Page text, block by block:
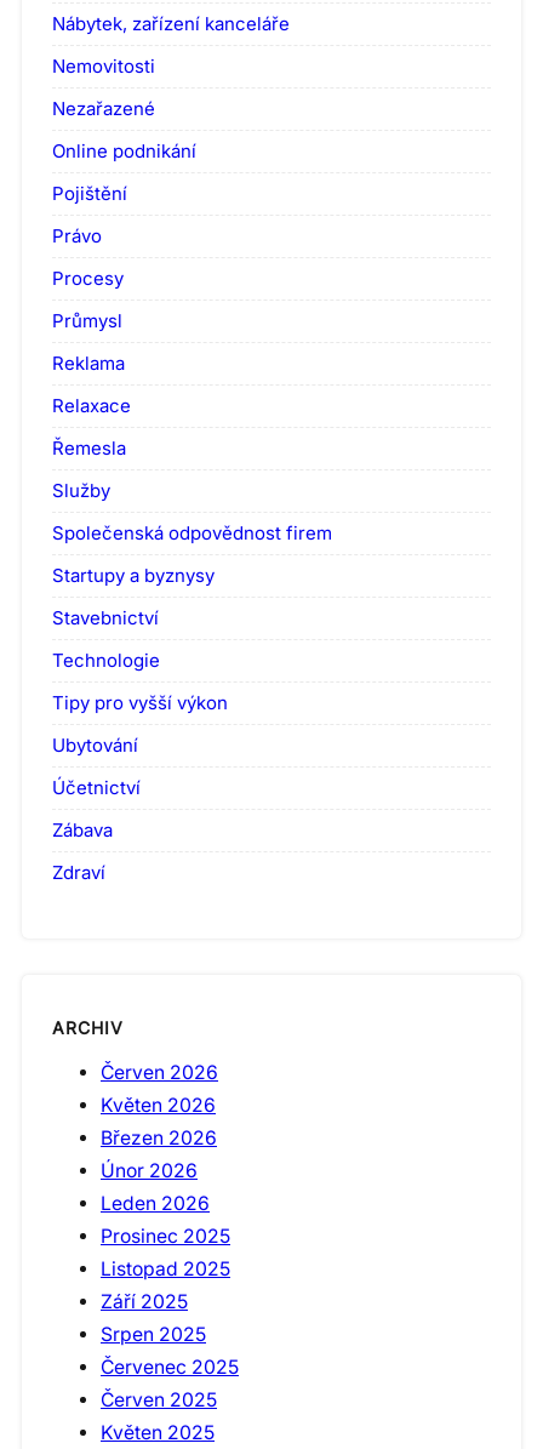
Nábytek, zařízení kanceláře
Nemovitosti
Nezařazené
Online podnikání
Pojištění
Právo
Procesy
Průmysl
Reklama
Relaxace
Řemesla
Služby
Společenská odpovědnost firem
Startupy a byznysy
Stavebnictví
Technologie
Tipy pro vyšší výkon
Ubytování
Účetnictví
Zábava
Zdraví
ARCHIV
Červen 2026
Květen 2026
Březen 2026
Únor 2026
Leden 2026
Prosinec 2025
Listopad 2025
Září 2025
Srpen 2025
Červenec 2025
Červen 2025
Květen 2025